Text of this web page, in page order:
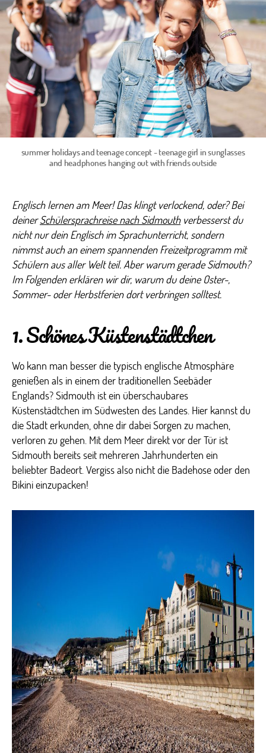
nach
summer holidays and teenage concept - teenage girl in sunglasses
and headphones hanging out with friends outside
Englisch lernen am Meer! Das klingt verlockend, oder? Bei
deinerSchülersprachreise nach Sidmouthverbesserst du
nicht nur dein Englisch im Sprachunterricht, sondern
nimmst auch an einem spannenden Freizeitprogramm mit
Schülern aus aller Welt teil. Aber warum gerade Sidmouth?
Im Folgenden erklären wir dir, warum du deine Oster-,
Sommer- oder Herbstferien dort verbringen solltest.
1. Schönes Küstenstädtchen
Wo kann man besser die typisch englische Atmosphäre
genießen als in einem der traditionellen Seebäder
Englands? Sidmouth ist ein überschaubares
Küstenstädtchen im Südwesten des Landes. Hier kannst du
die Stadt erkunden, ohne dir dabei Sorgen zu machen,
verloren zu gehen. Mit dem Meer direkt vor der Tür ist
Sidmouth bereits seit mehreren Jahrhunderten ein
beliebter Badeort. Vergiss also nicht die Badehose oder den
Bikini einzupacken!